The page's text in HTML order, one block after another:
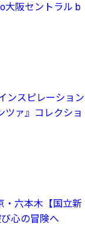
大阪セントラル b
ンスピレーション
ツァ』コレクショ
・六本木【国立新
心の冒険へ